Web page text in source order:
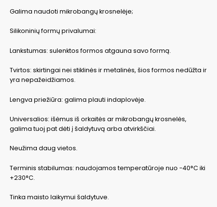
Galima naudoti mikrobangų krosnelėje;
Silikoninių formų privalumai:
Lankstumas: sulenktos formos atgauna savo formą.
Tvirtos: skirtingai nei stiklinės ir metalinės, šios formos nedūžta ir
yra nepažeidžiamos.
Lengva priežiūra: galima plauti indaplovėje.
Universalios: išėmus iš orkaitės ar mikrobangų krosnelės,
galima tuoj pat dėti į šaldytuvą arba atvirkščiai.
Neužima daug vietos.
Terminis stabilumas: naudojamos temperatūroje nuo -40°C iki
+230°C.
Tinka maisto laikymui šaldytuve.